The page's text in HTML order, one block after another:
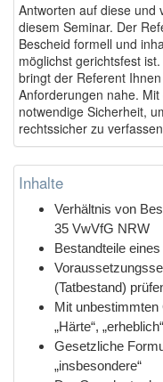
Antworten auf diese und
diesem Seminar. Der
Bescheid formell und
möglichst gerichtsfest
bringt der Referent
Anforderungen nahe.
notwendige Sicherheit,
rechtssicher zu
Inhalte
Verhältnis von
35 VwVfG NRW
Bestandteile
(Tatbestand)
Mit unbestimmten
„Härte“,
Gesetzliche
„insbesondere“